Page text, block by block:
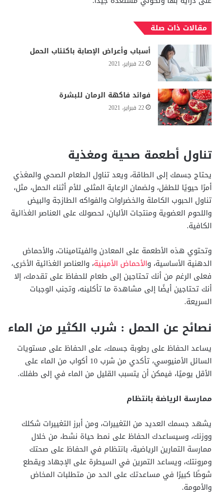
مقالات ذات صلة
أسباب وأعراض الإصابة باكتئاب الحمل
22 فبراير، 2021
فوائد فاكهة الرمان للبشرة
22 فبراير، 2021
تناول أطعمة صحية ومغذية
يحتاج جسمك إلى الطاقة، ويعد تناول الطعام الصحي والمغذي
أمرًا حيويًا للطفل، ولضمان الرعاية المثلى للأم أثناء الحمل، مثل،
تناول الحبوب الكاملة والخضراوات والفواكه الطازجة والبيض
واللحوم العضوية ومنتجات الألبان، لحصولك على العناصر الغذائية
الكافية.
وتحتوي هذه الأطعمة على المعادن والفيتامينات، والأحماض
الدهنية الأساسية، والأحماض الأمينية، والعناصر الغذائية الأخرى،
فعلى الرغم من أنك تحتاجين إلى طعام للحفاظ على تقدمك، إلا
أنك تحتاجين أيضًا إلى مشاهدة ما تأكلينه، وتجنب الوجبات
السريعة.
نصائح عن الحمل : شرب الكثير من الماء
يساعد الحفاظ على رطوبة جسمك، على الحفاظ على مستويات
السائل الأمنيوسي، تأكدي من شرب 10 أكواب من الماء على
الأقل يوميًا، فيمكن أن يتسبب القليل من الماء في إلى طفلك.
ممارسة الرياضة بانتظام
يشهد جسمك العديد من التغييرات، ومن أبرز التغييرات شكلك
ووزنك، وسيساعدك الحفاظ على نمط حياة نشط، من خلال
ممارسة التمارين الرياضية، بانتظام في الحفاظ على صحتك
ومرونتك، ويساعد التمرين في السيطرة على الإجهاد ويقطع
شوطًا كبيرًا في مساعدتك على الحد من متطلبات المخاض
والأمومة.